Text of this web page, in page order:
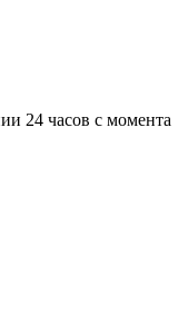
24 часов с момента